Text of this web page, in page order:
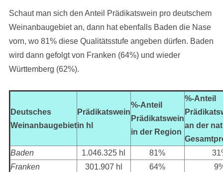
Schaut man sich den Anteil Prädikatswein pro deutschem
Weinanbaugebiet an, dann hat ebenfalls Baden die Nase
vorn, wo 81% diese Qualitätsstufe angeben dürfen. Baden
wird dann gefolgt von Franken (64%) und wieder
Württemberg (62%).
Deutsches
Weinanbaugebiet
Prädikatswein
in hl
%-Anteil
Prädikatswein
in der Region
%-Anteil
an der
Baden
1.046.325 hl 81%
Franken
301.907 hl 64%